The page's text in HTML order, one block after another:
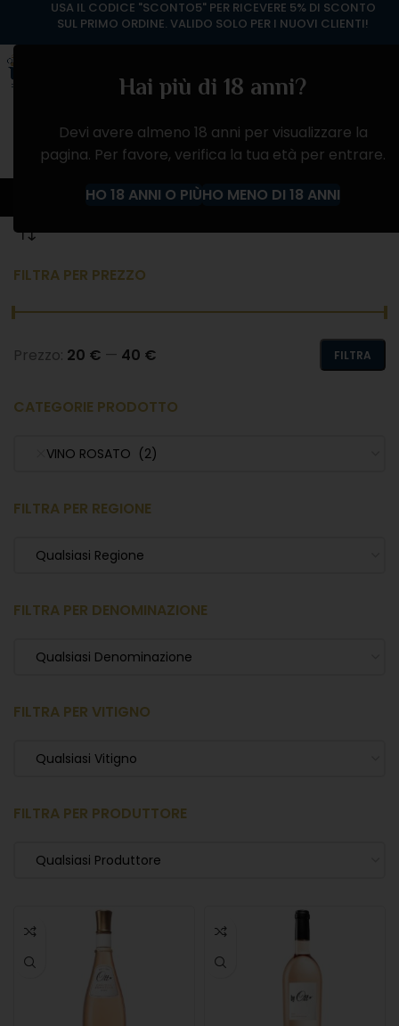
Hai più di 18 anni?
Devi avere almeno 18 anni per visualizzare la
pagina. Per favore, verifica la tua età per entrare.
HO 18 ANNI O PIÙHO MENO DI 18 ANNI
VINO ROSATO
FILTRA PER PREZZO
FILTRA
Prezzo: 20 € — 40 €
CATEGORIE PRODOTTO
VINO ROSATO (2)
FILTRA PER REGIONE
Qualsiasi Regione
FILTRA PER DENOMINAZIONE
Qualsiasi Denominazione
FILTRA PER VITIGNO
Qualsiasi Vitigno
FILTRA PER PRODUTTORE
Qualsiasi Produttore
USA IL CODICE "SCONTO5" PER RICEVERE 5% DI SCONTO
SUL PRIMO ORDINE. VALIDO SOLO PER I NUOVI CLIENTI!